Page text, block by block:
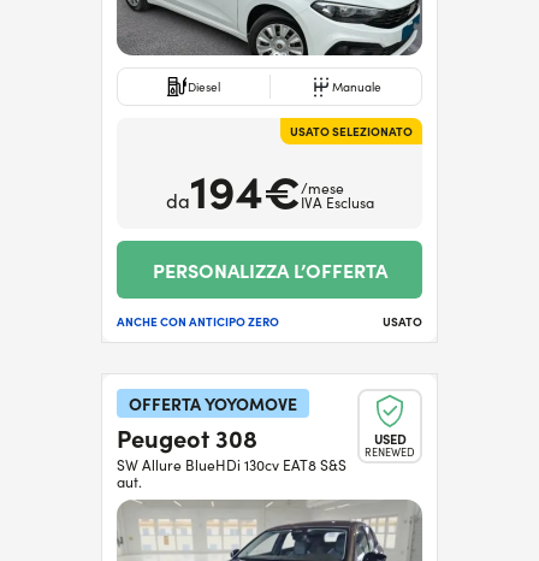
Diesel Manuale
USATO SELEZIONATO
da194€/mese
IVA Esclusa
PERSONALIZZA L’OFFERTA
ANCHE CON ANTICIPO ZERO USATO
OFFERTA YOYOMOVE
USED
RENEWED
Peugeot 308
SW Allure BlueHDi 130cv EAT8 S&S
aut.